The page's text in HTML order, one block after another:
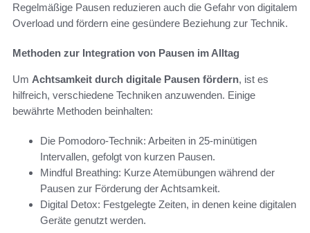
Regelmäßige Pausen reduzieren auch die Gefahr von digitalem
Overload und fördern eine gesündere Beziehung zur Technik.
Methoden zur Integration von Pausen im Alltag
Um Achtsamkeit durch digitale Pausen fördern, ist es
hilfreich, verschiedene Techniken anzuwenden. Einige
bewährte Methoden beinhalten:
Die Pomodoro-Technik: Arbeiten in 25-minütigen
Intervallen, gefolgt von kurzen Pausen.
Mindful Breathing: Kurze Atemübungen während der
Pausen zur Förderung der Achtsamkeit.
Digital Detox: Festgelegte Zeiten, in denen keine digitalen
Geräte genutzt werden.